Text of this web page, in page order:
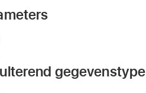
gegevenstype